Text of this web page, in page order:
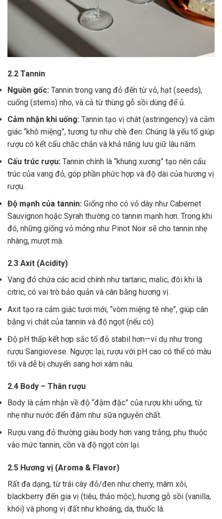
2.2 Tannin
Nguồn gốc: Tannin trong vang đỏ đến từ vỏ, hạt (seeds),
cuống (stems) nho, và cả từ thùng gỗ sồi dùng để ủ.
Cảm nhận khi uống: Tannin tạo vị chát (astringency) và cảm
giác “khô miệng”, tương tự như chè đen. Chúng là yếu tố giúp
rượu có kết cấu chắc chắn và khả năng lưu giữ lâu năm.
Cấu trúc rượu: Tannin chính là “khung xương” tạo nên cấu
trúc của vang đỏ, góp phần phức hợp và độ dài của hương vị
rượu.
Độ mạnh của tannin: Giống nho có vỏ dày như Cabernet
Sauvignon hoặc Syrah thường có tannin mạnh hơn. Trong khi
đó, những giống vỏ mỏng như Pinot Noir sẽ cho tannin nhẹ
nhàng, mượt mà.
2.3 Axit (Acidity)
Vang đỏ chứa các acid chính như tartaric, malic, đôi khi là
citric, có vai trò bảo quản và cân bằng hương vị .
Axit tạo ra cảm giác tươi mới, “vòm miệng tê nhẹ”, giúp cân
bằng vị chát của tannin và độ ngọt (nếu có).
Độ pH thấp kết hợp sắc tố đỏ stabil hơn—ví dụ như trong
rượu Sangiovese. Ngược lại, rượu với pH cao có thể có màu
tối và dễ bị chuyển sang hơi xám nâu.
2.4 Body – Thân rượu
Body là cảm nhận về độ “đậm đặc” của rượu khi uống, từ
nhẹ như nước đến đậm như sữa nguyên chất.
Rượu vang đỏ thường giàu body hơn vang trắng, phụ thuộc
vào mức tannin, cồn và độ ngọt còn lại.
2.5 Hương vị (Aroma & Flavor)
Rất đa dạng, từ trái cây đỏ/đen như cherry, mâm xôi,
blackberry đến gia vị (tiêu, thảo mộc), hương gỗ sồi (vanilla,
khói) và phong vị đất như khoáng, da, thuốc lá.